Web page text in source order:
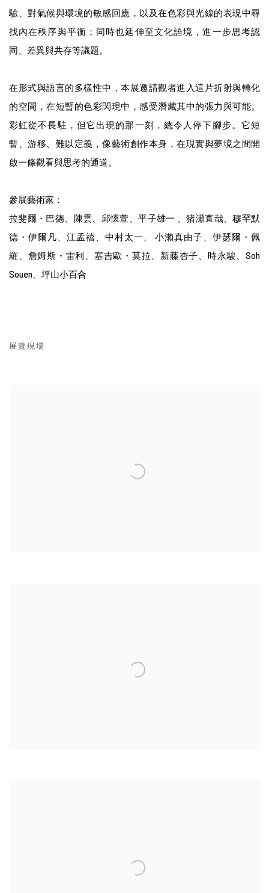
驗、對氣候與環境的敏感回應，以及在色彩與光線的表現中尋
找內在秩序與平衡；同時也延伸至文化語境，進一步思考認
同、差異與共存等議題。
在形式與語言的多樣性中，本展邀請觀者進入這片折射與轉化
的空間，在短暫的色彩閃現中，感受潛藏其中的張力與可能。
彩虹從不長駐，但它出現的那一刻，總令人停下腳步。它短
暫、游移、難以定義，像藝術創作本身，在現實與夢境之間開
啟一條觀看與思考的通道。
參展藝術家：
拉斐爾・巴德、陳雲、邱懷萱、平子雄一 、猪瀬直哉、穆罕默
德 ・ 伊爾凡、江孟禧、中村太一、 小瀨真由子、伊瑟爾 ・佩
羅、詹姆斯 ・ 雷利、塞吉歐 ・ 莫拉、新藤杏子、時永駿、Soh
Souen、坪山小百合
展覽現場